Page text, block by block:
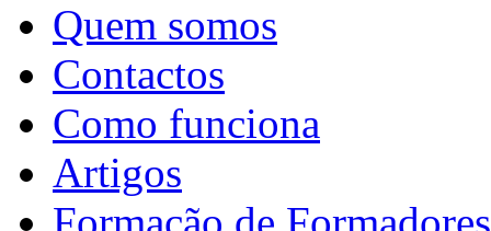
Quem somos
Contactos
Como funciona
Artigos